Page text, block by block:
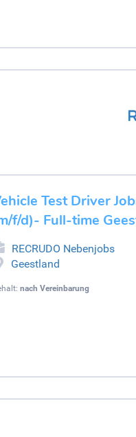
Test Driver
f/d)- Full-time
RECRUDO Nebenjobs
Geestland
nach Vereinbarung